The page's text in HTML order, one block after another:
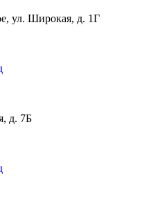
ул. Широкая, д. 1Г
д. 7Б